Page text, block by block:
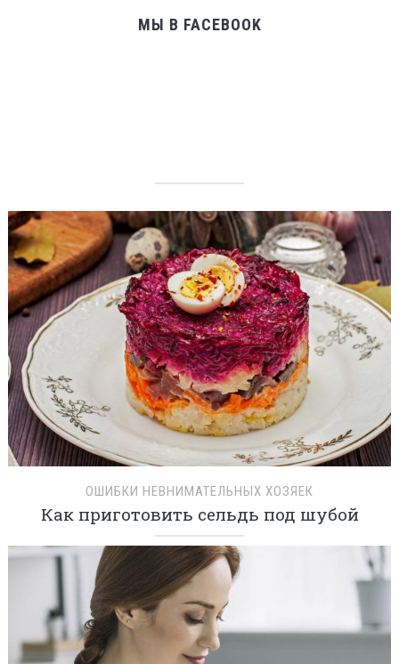
МЫ В FACEBOOK
ОШИБКИ НЕВНИМАТЕЛЬНЫХ ХОЗЯЕК
Как приготовить сельдь под шубой